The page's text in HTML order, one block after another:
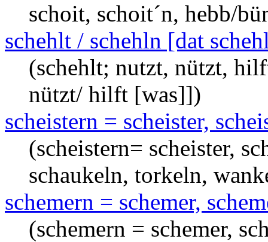
schoit, schoit´n, hebb/
schehlt / schehln [dat
(schehlt; nutzt, nützt,
nützt/ hilft [was]])
scheistern = scheister,
(scheistern= scheister,
schaukeln, torkeln,
schemern = schemer,
(schemern = schemer,